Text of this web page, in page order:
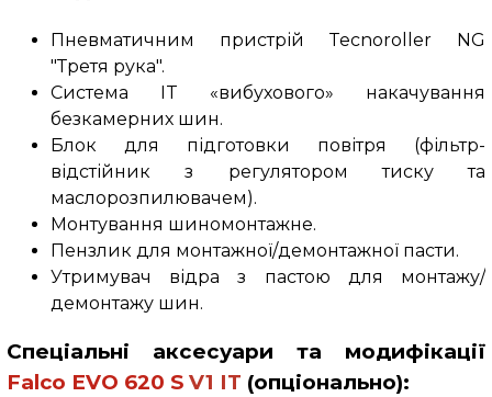
Пневматичним пристрій Tecnoroller NG
"Третя рука".
Система IT «вибухового» накачування
безкамерних шин.
Блок для підготовки повітря (фільтр-
відстійник з регулятором тиску та
маслорозпилювачем).
Монтування шиномонтажне.
Пензлик для монтажної/демонтажної пасти.
Утримувач відра з пастою для монтажу/
демонтажу шин.
Спеціальні аксесуари та модифікації
Falco EVO 620 S V1 IT (опціонально):